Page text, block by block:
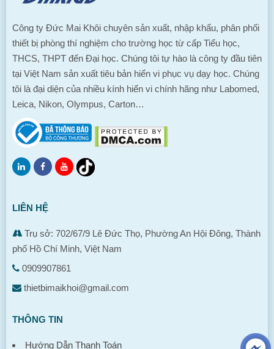
Công ty Đức Mai Khôi chuyên sản xuất, nhập khẩu, phân phối
thiết bị phòng thí nghiệm cho trường học từ cấp Tiểu học,
THCS, THPT đến Đại học. Chúng tôi tự hào là công ty đầu tiên
tại Việt Nam sản xuất tiêu bản hiển vi phục vụ dạy học. Chúng
tôi là đại diện của nhiều kính hiển vi chính hãng như Labomed,
Leica, Nikon, Olympus, Carton…
LIÊN HỆ
Trụ sở: 702/67/9 Lê Đức Thọ, Phường An Hội Đông, Thành
phố Hồ Chí Minh, Việt Nam
0909907861
thietbimaikhoi@gmail.com
THÔNG TIN
Hướng Dẫn Thanh Toán